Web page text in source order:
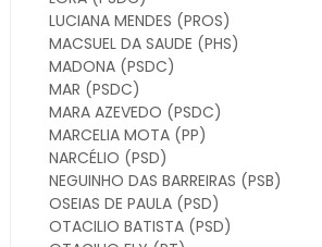
LUCIANA MENDES (PROS)
MACSUEL DA SAUDE (PHS)
MADONA (PSDC)
MAR (PSDC)
MARA AZEVEDO (PSDC)
MARCELIA MOTA (PP)
NARCÉLIO (PSD)
NEGUINHO DAS BARREIRAS (PSB)
OSEIAS DE PAULA (PSD)
OTACILIO BATISTA (PSD)